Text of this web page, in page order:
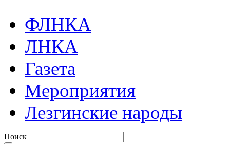
ФЛНКА
ЛНКА
Газета
Мероприятия
Лезгинские народы
Поиск